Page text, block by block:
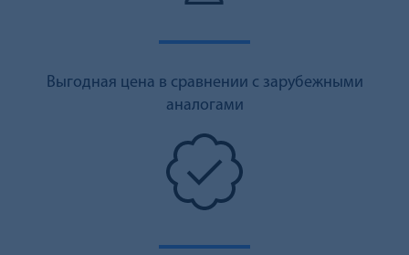
Выгодная цена в сравнении с зарубежными
аналогами